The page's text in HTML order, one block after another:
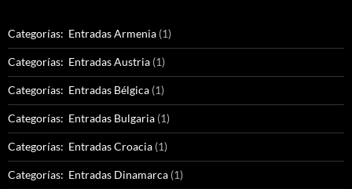
Categorías: Entradas Armenia (1)
Categorías: Entradas Austria (1)
Categorías: Entradas Bélgica (1)
Categorías: Entradas Bulgaria (1)
Categorías: Entradas Croacia (1)
Categorías: Entradas Dinamarca (1)